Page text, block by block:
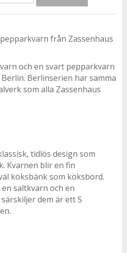
från Zassenhaus
och en svart pepparkvarn
Berlinserien har samma
som alla Zassenhaus
tidlös design som
Kvarnen blir en fin
köksbänk som köksbord.
saltkvarn och en
dem är ett S